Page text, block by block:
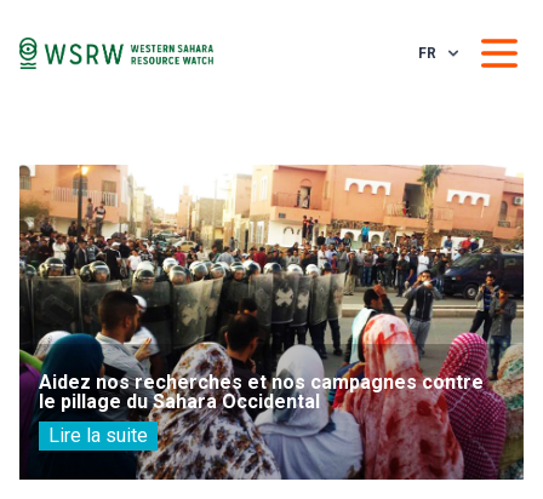
FR
Aidez nos recherches et nos campagnes contre
le pillage du Sahara Occidental
Lire la suite